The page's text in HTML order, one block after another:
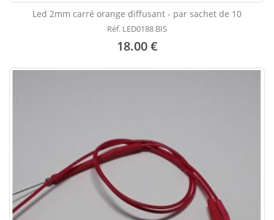
Led 2mm carré orange diffusant - par sachet de 10
Réf. LED0188 BIS
18.00 €